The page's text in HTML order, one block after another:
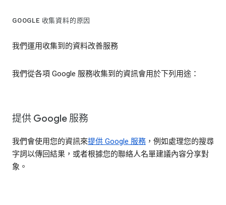
GOOGLE 收集資料的原因
我們運用收集到的資料改善服務
我們從各項 Google 服務收集到的資訊會用於下列用途：
提供 Google 服務
我們會使用您的資訊來提供 Google 服務 ，例如處理您的搜尋
字詞以傳回結果，或者根據您的聯絡人名單建議內容分享對
象。